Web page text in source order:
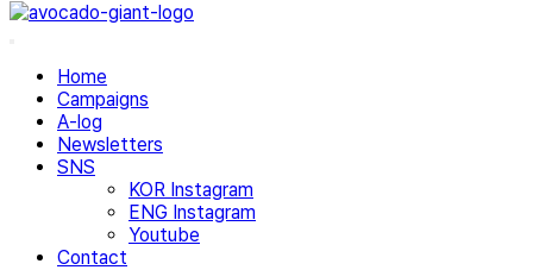
Home
Campaigns
A-log
Newsletters
SNS
KOR Instagram
ENG Instagram
Youtube
Contact